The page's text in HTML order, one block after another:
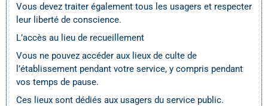
Vous devez traiter également tous les usagers et respecter
leur liberté de conscience.
L’accès au lieu de recueillement
Vous ne pouvez accéder aux lieux de culte de
l’établissement pendant votre service, y compris pendant
vos temps de pause.
Ces lieux sont dédiés aux usagers du service public.